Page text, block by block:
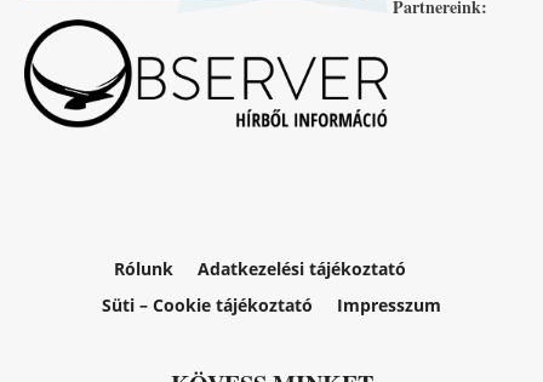
Partnereink:
Rólunk
Adatkezelési tájékoztató
Süti – Cookie tájékoztató
Impresszum